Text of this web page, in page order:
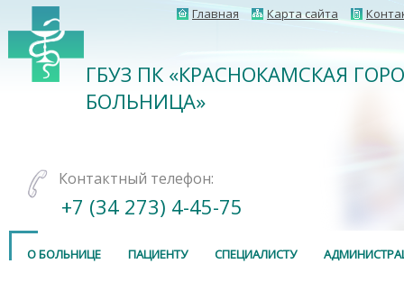
Главная Карта сайта
ГБУЗ ПК «КРАСНОКАМСКАЯ
БОЛЬНИЦА»
Контактный телефон:
+7 (34 273) 4-45-75
О БОЛЬНИЦЕ ПАЦИЕНТУ СПЕЦИАЛИСТУ